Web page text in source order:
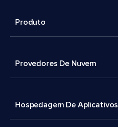
Produto
Provedores De Nuvem
Hospedagem De Aplicativos